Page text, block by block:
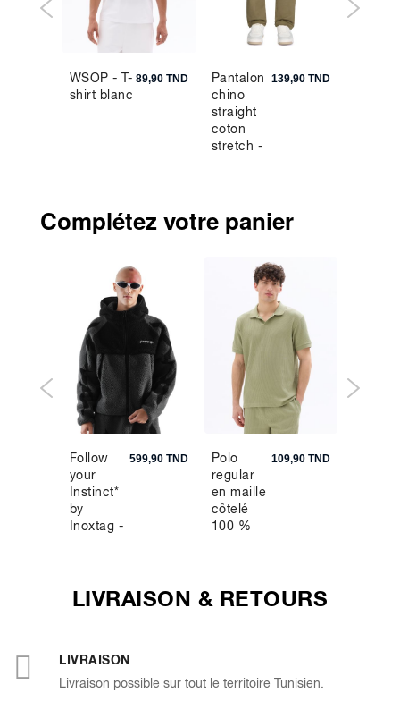
WSOP - T-
shirt blanc
89,90 TND
Pantalon
chino
straight
coton
stretch -
139,90 TND
Complétez votre panier
Follow
your
Instinct*
by
Inoxtag -
599,90 TND
Polo
regular
en maille
côtelé
100 %
109,90 TND
LIVRAISON & RETOURS
LIVRAISON
Livraison possible sur tout le territoire Tunisien.